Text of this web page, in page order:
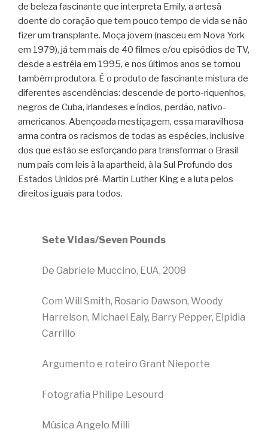
de beleza fascinante que interpreta Emily, a artesã
doente do coração que tem pouco tempo de vida se não
fizer um transplante. Moça jovem (nasceu em Nova York
em 1979), já tem mais de 40 filmes e/ou episódios de TV,
desde a estréia em 1995, e nos últimos anos se tornou
também produtora. É o produto de fascinante mistura de
diferentes ascendências: descende de porto-riquenhos,
negros de Cuba, irlandeses e índios, perdão, nativo-
americanos. Abençoada mestiçagem, essa maravilhosa
arma contra os racismos de todas as espécies, inclusive
dos que estão se esforçando para transformar o Brasil
num país com leis à la apartheid, à la Sul Profundo dos
Estados Unidos pré-Martin Luther King e a luta pelos
direitos iguais para todos.
Sete Vidas/Seven Pounds
De Gabriele Muccino, EUA, 2008
Com Will Smith, Rosario Dawson, Woody
Harrelson, Michael Ealy, Barry Pepper, Elpidia
Carrillo
Argumento e roteiro Grant Nieporte
Fotografia Philipe Lesourd
Música Angelo Milli